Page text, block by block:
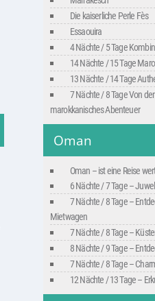
Die kaiserliche Perle Fès
Essaouira
4 Nächte / 5 Tage
14 Nächte / 15 Tage
13 Nächte / 14 Tage
7 Nächte / 8 Tage Von
marokkanisches Abenteuer
Oman
Oman – ist eine Reise
6 Nächte / 7 Tage –
7 Nächte / 8 Tage –
Mietwagen
7 Nächte / 8 Tage –
8 Nächte / 9 Tage –
7 Nächte / 8 Tage –
12 Nächte / 13 Tage –